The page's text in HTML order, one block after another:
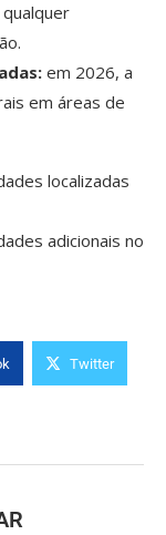
em 2026, a
em áreas de
localizadas
adicionais no
Twitter